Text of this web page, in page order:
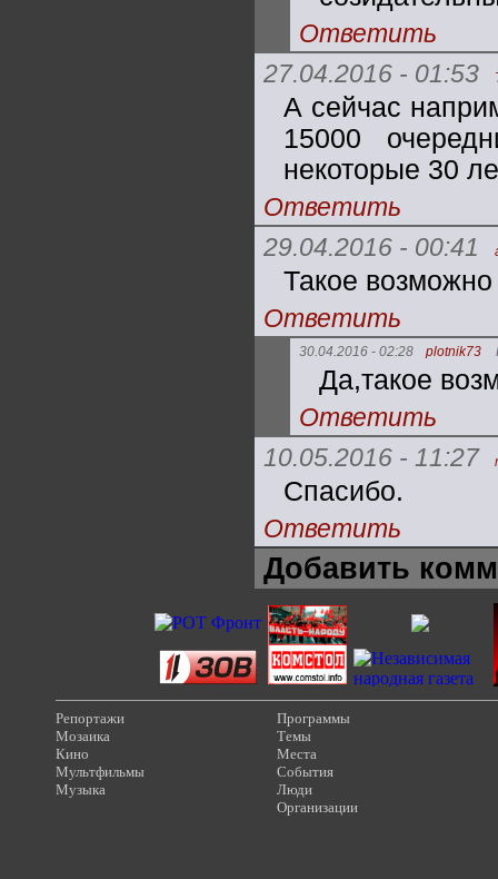
Ответить
27.04.2016 - 01:53
А сейчас
15000
некоторые 30
Ответить
29.04.2016 - 00:41
Такое
Ответить
30.04.2016 - 02:28 plotnik73
Да,такое
Ответить
10.05.2016 - 11:27
Спасибо.
Ответить
Добавить
Репортажи
Мозаика
Кино
Мультфильмы
Музыка
Программы
Темы
Места
События
Люди
Организации